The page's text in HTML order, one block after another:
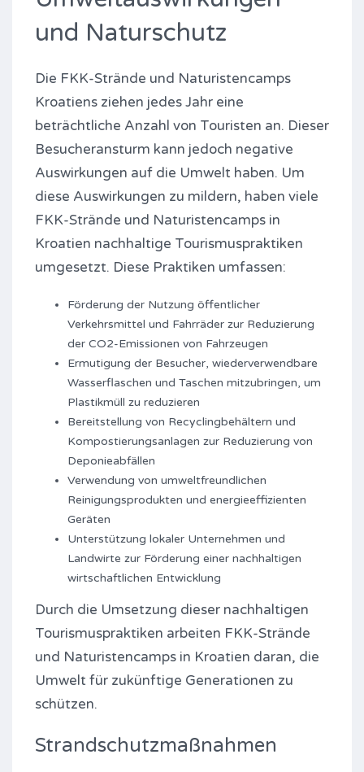
und Naturschutz
Die FKK-Strände und Naturistencamps
Kroatiens ziehen jedes Jahr eine
beträchtliche Anzahl von Touristen an. Dieser
Besucheransturm kann jedoch negative
Auswirkungen auf die Umwelt haben. Um
diese Auswirkungen zu mildern, haben viele
FKK-Strände und Naturistencamps in
Kroatien nachhaltige Tourismuspraktiken
umgesetzt. Diese Praktiken umfassen:
Förderung der Nutzung öffentlicher
Verkehrsmittel und Fahrräder zur Reduzierung
der CO2-Emissionen von Fahrzeugen
Ermutigung der Besucher, wiederverwendbare
Wasserflaschen und Taschen mitzubringen, um
Plastikmüll zu reduzieren
Bereitstellung von Recyclingbehältern und
Kompostierungsanlagen zur Reduzierung von
Deponieabfällen
Verwendung von umweltfreundlichen
Reinigungsprodukten und energieeffizienten
Geräten
Unterstützung lokaler Unternehmen und
Landwirte zur Förderung einer nachhaltigen
wirtschaftlichen Entwicklung
Durch die Umsetzung dieser nachhaltigen
Tourismuspraktiken arbeiten FKK-Strände
und Naturistencamps in Kroatien daran, die
Umwelt für zukünftige Generationen zu
schützen.
Strandschutzmaßnahmen